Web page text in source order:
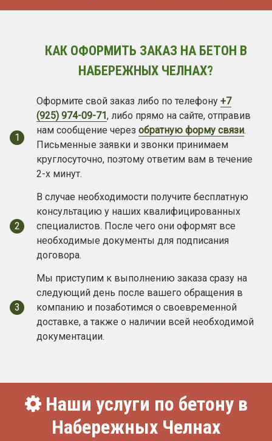
КАК ОФОРМИТЬ ЗАКАЗ НА БЕТОН В
НАБЕРЕЖНЫХ ЧЕЛНАХ?
1
Оформите свой заказ либо по телефону +7
(925) 974-09-71, либо прямо на сайте, отправив
нам сообщение через обратную форму связи.
Письменные заявки и звонки принимаем
круглосуточно, поэтому ответим вам в течение
2-х минут.
2
В случае необходимости получите бесплатную
консультацию у наших квалифицированных
специалистов. После чего они оформят все
необходимые документы для подписания
договора.
3
Мы приступим к выполнению заказа сразу на
следующий день после вашего обращения в
компанию и позаботимся о своевременной
доставке, а также о наличии всей необходимой
документации.
Наши услуги по бетону в
Набережных Челнах